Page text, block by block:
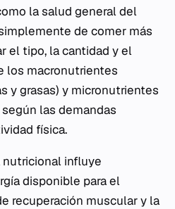
la salud general del
de comer más
el tipo, la cantidad y el
los macronutrientes
y grasas) y micronutrientes
las demandas
física.
nutricional influye
disponible para el
recuperación muscular y la